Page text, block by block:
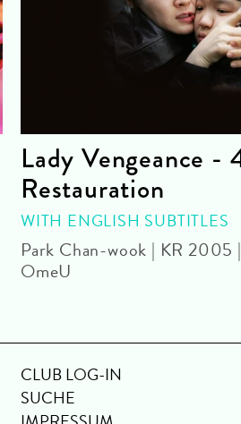
Lady Vengeance -
Restauration
WITH ENGLISH SUBTITLES
Park Chan-wook | KR 2005
OmeU
CLUB LOG-IN
SUCHE